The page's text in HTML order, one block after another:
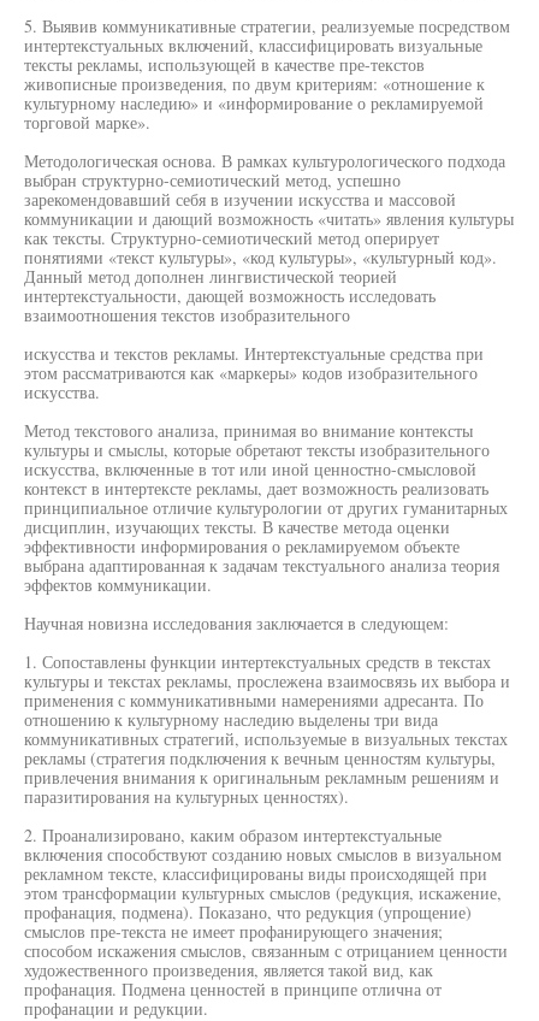
5. Выявив коммуникативные стратегии, реализуемые посредством
интертекстуальных включений, классифицировать визуальные
тексты рекламы, использующей в качестве пре-текстов
живописные произведения, по двум критериям: «отношение к
культурному наследию» и «информирование о рекламируемой
торговой марке».
Методологическая основа. В рамках культурологического подхода
выбран структурно-семиотический метод, успешно
зарекомендовавший себя в изучении искусства и массовой
коммуникации и дающий возможность «читать» явления культуры
как тексты. Структурно-семиотический метод оперирует
понятиями «текст культуры», «код культуры», «культурный код».
Данный метод дополнен лингвистической теорией
интертекстуальности, дающей возможность исследовать
взаимоотношения текстов изобразительного
искусства и текстов рекламы. Интертекстуальные средства при
этом рассматриваются как «маркеры» кодов изобразительного
искусства.
Метод текстового анализа, принимая во внимание контексты
культуры и смыслы, которые обретают тексты изобразительного
искусства, включенные в тот или иной ценностно-смысловой
контекст в интертексте рекламы, дает возможность реализовать
принципиальное отличие культурологии от других гуманитарных
дисциплин, изучающих тексты. В качестве метода оценки
эффективности информирования о рекламируемом объекте
выбрана адаптированная к задачам текстуального анализа теория
эффектов коммуникации.
Научная новизна исследования заключается в следующем:
1. Сопоставлены функции интертекстуальных средств в текстах
культуры и текстах рекламы, прослежена взаимосвязь их выбора и
применения с коммуникативными намерениями адресанта. По
отношению к культурному наследию выделены три вида
коммуникативных стратегий, используемые в визуальных текстах
рекламы (стратегия подключения к вечным ценностям культуры,
привлечения внимания к оригинальным рекламным решениям и
паразитирования на культурных ценностях).
2. Проанализировано, каким образом интертекстуальные
включения способствуют созданию новых смыслов в визуальном
рекламном тексте, классифицированы виды происходящей при
этом трансформации культурных смыслов (редукция, искажение,
профанация, подмена). Показано, что редукция (упрощение)
смыслов пре-текста не имеет профанирующего значения;
способом искажения смыслов, связанным с отрицанием ценности
художественного произведения, является такой вид, как
профанация. Подмена ценностей в принципе отлична от
профанации и редукции.